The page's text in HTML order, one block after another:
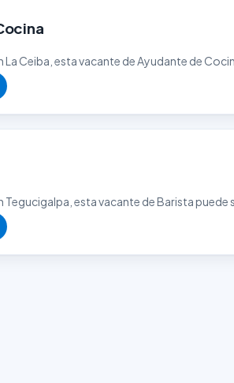
La Ceiba, esta vacante de Ayudante de
El sector gastronómico es uno de
Tegucigalpa, esta vacante de Barista puede
El sector gastronómico es uno de los